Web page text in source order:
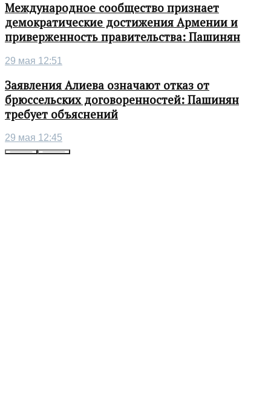
Международное сообщество признает
демократические достижения Армении и
приверженность правительства: Пашинян
29 мая 12:51
Заявления Алиева означают отказ от
брюссельских договоренностей: Пашинян
требует объяснений
29 мая 12:45